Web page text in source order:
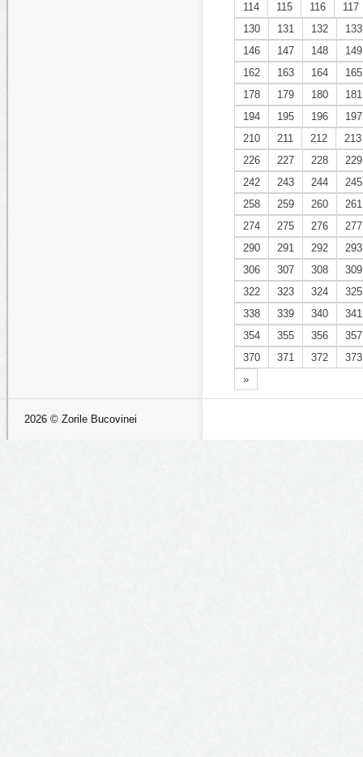
114
115 116
117
130
131 132
133
146
147 148
149
162
163 164
165
178
179 180
181
194
195 196
197
210
211 212
213
226
227 228
229
242
243 244
245
258
259 260
261
274
275 276
277
290
291 292
293
306
307 308
309
322
323 324
325
338
339 340
341
354
355 356
357
370
371 372
373
»
2026 © Zorile Bucovinei